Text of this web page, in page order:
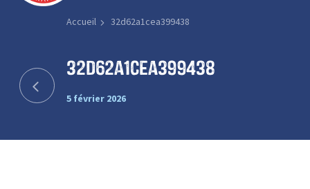
Accueil 32d62a1cea399438
32d62a1cea399438
5 février 2026